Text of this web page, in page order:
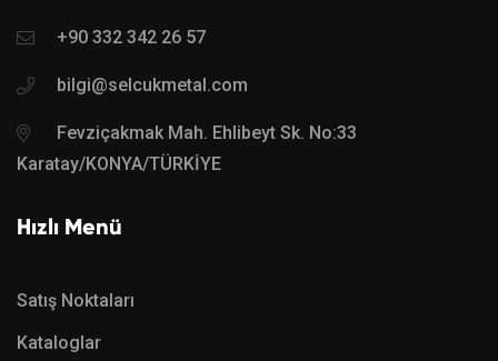
+90 332 342 26 57
bilgi@selcukmetal.com
Fevziçakmak Mah. Ehlibeyt Sk. No:33
Karatay/KONYA/TÜRKİYE
Hızlı Menü
Satış Noktaları
Kataloglar